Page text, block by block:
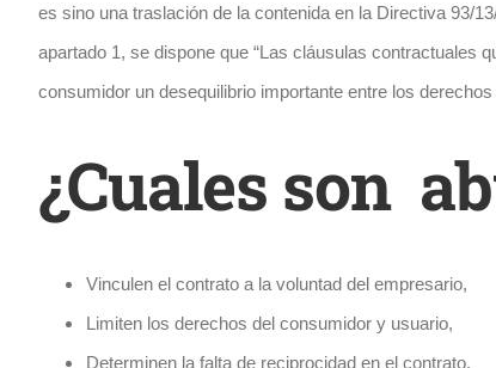
es sino una traslación de la contenida en la Directiva 93/
apartado 1, se dispone que “Las cláusulas contractuales
consumidor un desequilibrio importante entre los
¿Cuales son
Vinculen el contrato a la voluntad del empresario,
Limiten los derechos del consumidor y usuario,
Determinen la falta de reciprocidad en el contrato,